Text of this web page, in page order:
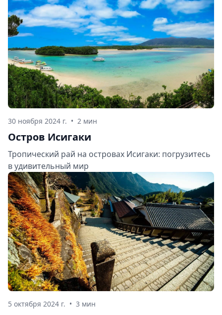
30 ноября 2024 г. • 2 мин
Остров Исигаки
Тропический рай на островах Исигаки: погрузитесь
в удивительный мир
5 октября 2024 г. • 3 мин